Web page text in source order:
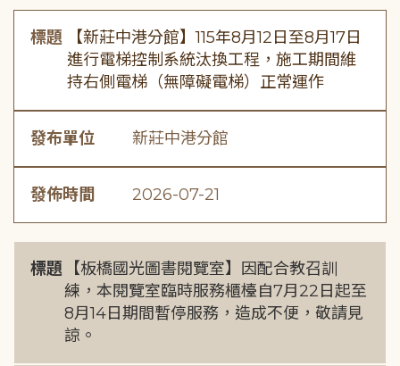
標題
【新莊中港分館】115年8月12日至8月17日
進行電梯控制系統汰換工程，施工期間維
持右側電梯（無障礙電梯）正常運作
發布單位 新莊中港分館
發佈時間 2026-07-21
標題
【板橋國光圖書閱覽室】因配合教召訓
練，本閱覽室臨時服務櫃檯自7月22日起至
8月14日期間暫停服務，造成不便，敬請見
諒。